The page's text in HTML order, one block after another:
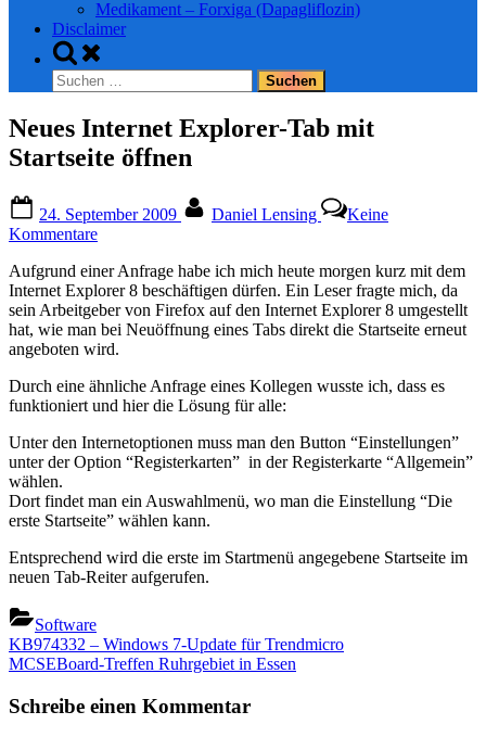
Medikament – Forxiga (Dapagliflozin)
Disclaimer
Toggle
search
form
Suchen
nach:
Neues Internet Explorer-Tab mit
Startseite öffnen
on
24. September 2009 Daniel Lensing
Keine
Kommentarezu
Internet
Explorer-
Tab
mit
Startseite
Aufgrund einer Anfrage habe ich mich heute morgen kurz mit dem
Internet Explorer 8 beschäftigen dürfen. Ein Leser fragte mich, da
sein Arbeitgeber von Firefox auf den Internet Explorer 8 umgestellt
hat, wie man bei Neuöffnung eines Tabs direkt die Startseite erneut
angeboten wird.
Durch eine ähnliche Anfrage eines Kollegen wusste ich, dass es
funktioniert und hier die Lösung für alle:
Unter den Internetoptionen muss man den Button “Einstellungen”
unter der Option “Registerkarten” in der Registerkarte “Allgemein”
wählen.
Dort findet man ein Auswahlmenü, wo man die Einstellung “Die
erste Startseite” wählen kann.
Entsprechend wird die erste im Startmenü angegebene Startseite im
neuen Tab-Reiter aufgerufen.
Software
Beitragsnavigation
Previous
Post:
KB974332 – Windows 7-Update für Trendmicro
Next
MCSEBoard-Treffen Ruhrgebiet in Essen
Schreibe einen Kommentar